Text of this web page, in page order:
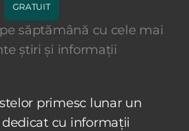
GRATUIT
săptămână cu cele mai
știri și informații
primesc lunar un
cu informații